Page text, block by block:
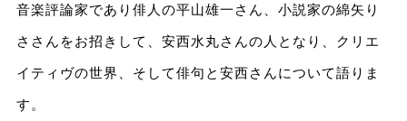
音楽評論家であり俳人の平山雄一さん、小説家の綿矢り
ささんをお招きして、安西水丸さんの人となり、クリエ
イティヴの世界、そして俳句と安西さんについて語りま
す。